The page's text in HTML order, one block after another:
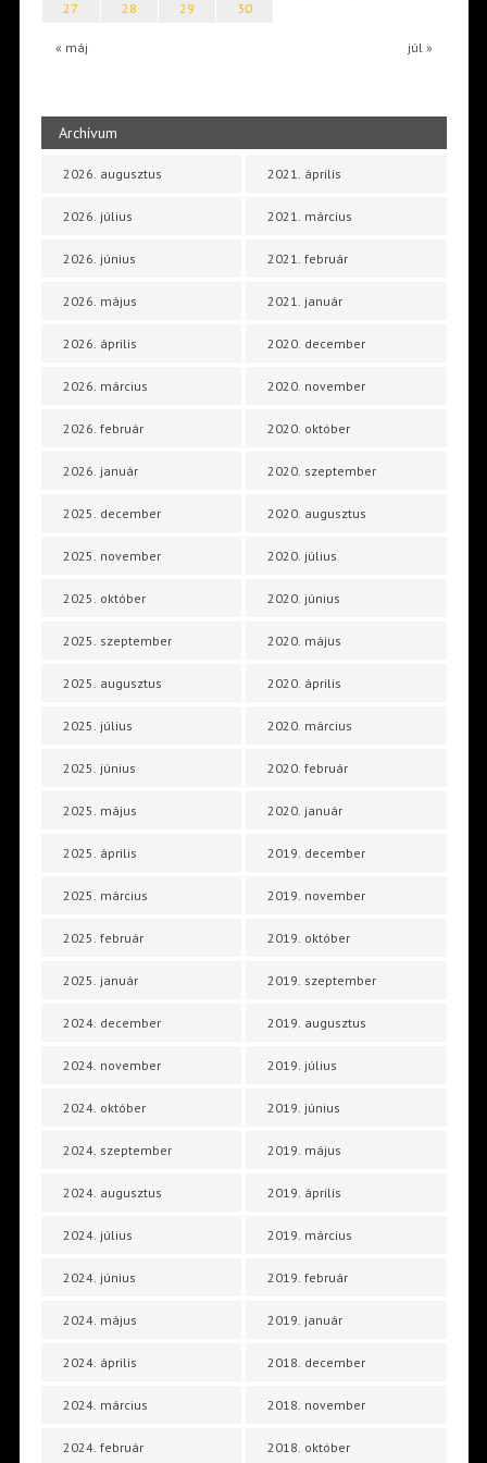
« máj júl »
27
28 29 30
Archívum
2026. augusztus
2026. július
2026. június
2026. május
2026. április
2026. március
2026. február
2026. január
2025. december
2025. november
2025. október
2025. szeptember
2025. augusztus
2025. július
2025. június
2025. május
2025. április
2025. március
2025. február
2025. január
2024. december
2024. november
2024. október
2024. szeptember
2024. augusztus
2024. július
2024. június
2024. május
2024. április
2024. március
2024. február
2021. április
2021. március
2021. február
2021. január
2020. december
2020. november
2020. október
2020. szeptember
2020. augusztus
2020. július
2020. június
2020. május
2020. április
2020. március
2020. február
2020. január
2019. december
2019. november
2019. október
2019. szeptember
2019. augusztus
2019. július
2019. június
2019. május
2019. április
2019. március
2019. február
2019. január
2018. december
2018. november
2018. október